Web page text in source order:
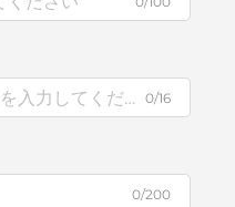
0/16
0/200